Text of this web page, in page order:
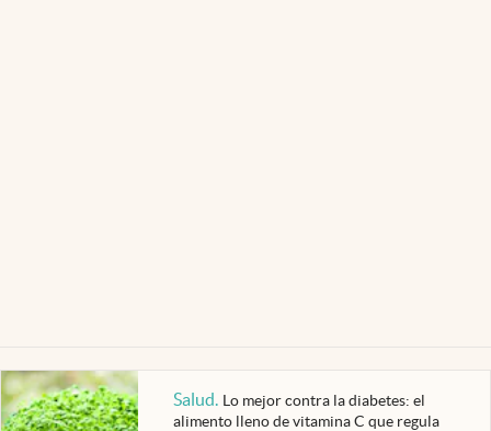
Salud Lo mejor contra la diabetes: el
alimento lleno de vitamina C que regula